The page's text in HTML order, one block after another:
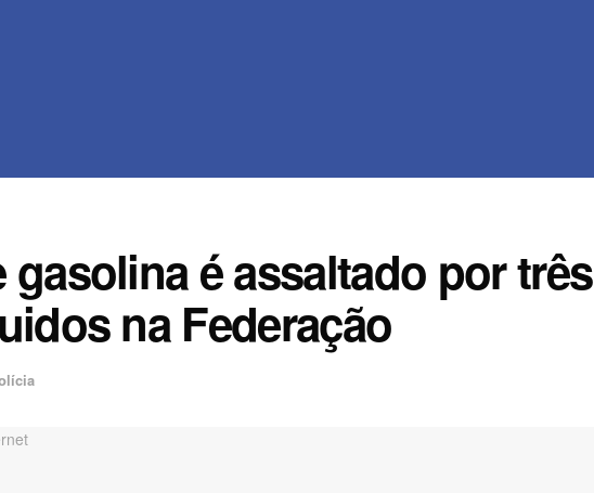
gasolina é assaltado por três
na Federação